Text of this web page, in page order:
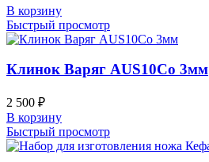
В корзину
Быстрый просмотр
Клинок Варяг AUS10Co 3мм
2 500 ₽
В корзину
Быстрый просмотр